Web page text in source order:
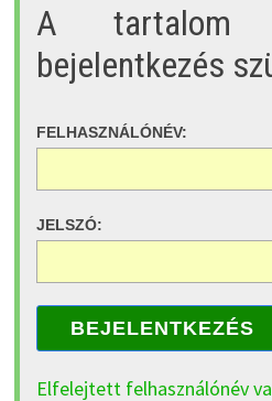
A tartalom
bejelentkezés
FELHASZNÁLÓNÉV:
JELSZÓ:
BEJELENTKEZÉS
Elfelejtett felhasználónév